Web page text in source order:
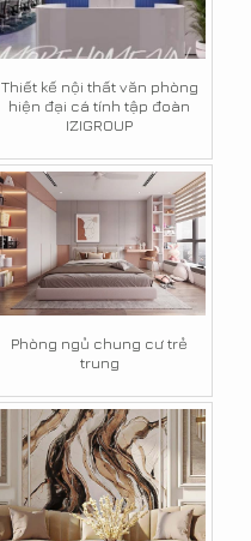
Thiết kế nội thất văn phòng
hiện đại cá tính tập đoàn
IZIGROUP
Phòng ngủ chung cư trẻ
trung